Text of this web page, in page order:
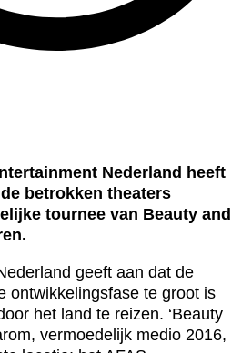
Nederland heeft
betrokken theaters
tournee van Beauty and
geeft aan dat de
ontwikkelingsfase te groot is
het land te reizen. ‘Beauty
vermoedelijk medio 2016,